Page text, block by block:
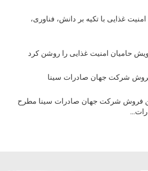
غذایی با تکیه بر دانش، فناوری،
حامیان امنیت غذایی را روشن کرد
شرکت جهان صادرات سینا
فروش شرکت جهان صادرات سینا مطرح